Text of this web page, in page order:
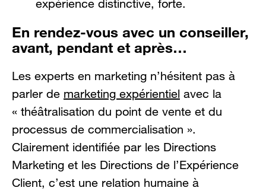
expérience distinctive, forte.
En rendez-vous avec un conseiller,
avant, pendant et après…
Les experts en marketing n’hésitent pas à
parler de marketing expérientiel avec la
« théâtralisation du point de vente et du
processus de commercialisation ».
Clairement identifiée par les Directions
Marketing et les Directions de l’Expérience
Client, c’est une relation humaine à